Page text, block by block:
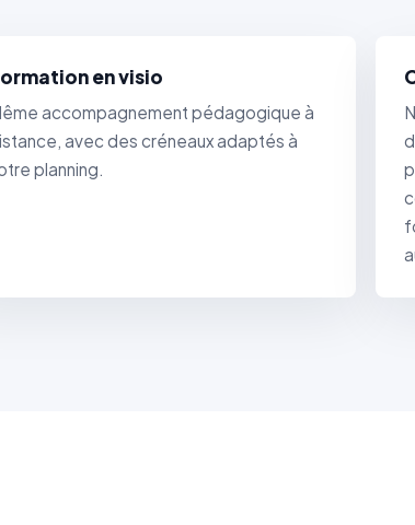
en visio
accompagnement pédagogique à
avec des créneaux adaptés à
planning.